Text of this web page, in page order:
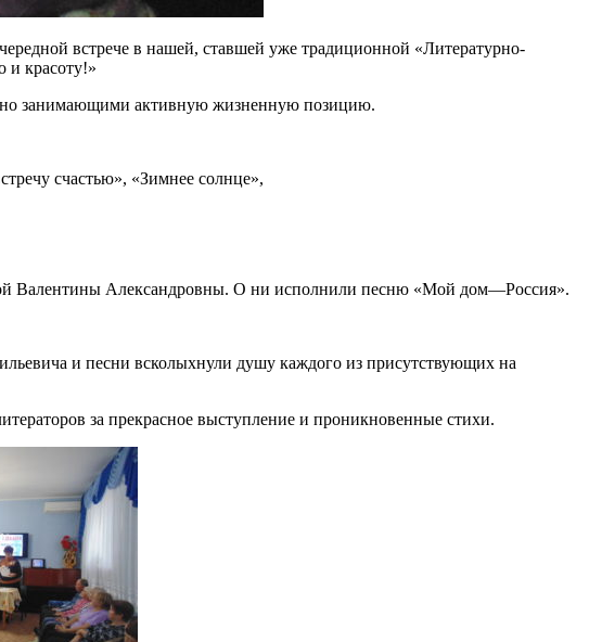
встрече в нашей, ставшей уже традиционной «Литературно-
красоту!»
но занимающими активную жизненную позицию.
счастью», «Зимнее солнце»,
Валентины Александровны. О ни исполнили песню «Мой дом—Россия».
и песни всколыхнули душу каждого из присутствующих на
за прекрасное выступление и проникновенные стихи.